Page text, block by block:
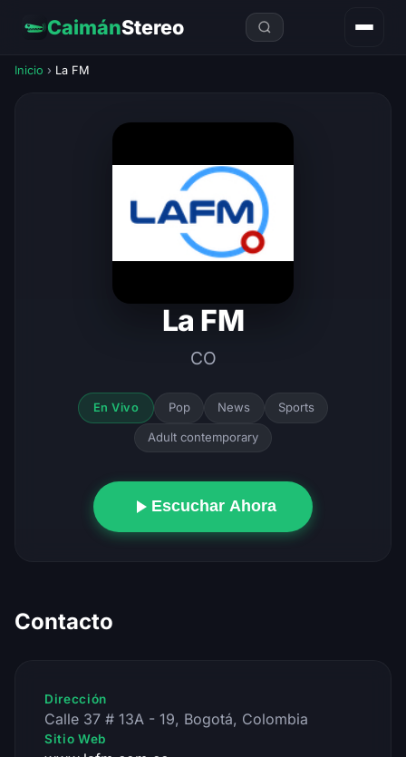
CaimánStereo
Inicio › La FM
La FM
CO
En Vivo Pop News Sports
Adult contemporary
Escuchar Ahora
Contacto
Dirección
Calle 37 # 13A - 19, Bogotá, Colombia
Sitio Web